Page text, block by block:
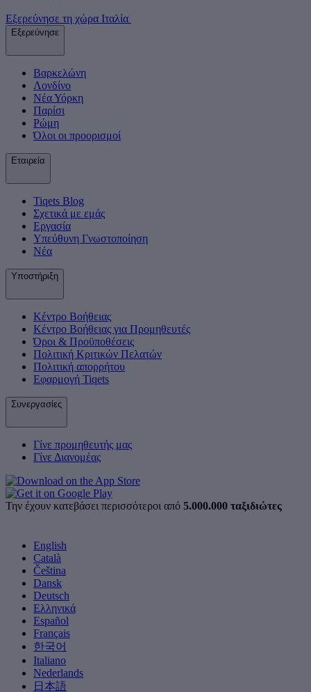
Εξερεύνησε τη χώρα Ιταλία
Εξερεύνησε
Βαρκελώνη
Λονδίνο
Νέα Υόρκη
Παρίσι
Ρώμη
Όλοι οι προορισμοί
Εταιρεία
Tiqets Βlog
Σχετικά με εμάς
Εργασία
Υπεύθυνη Γνωστοποίηση
Νέα
Υποστήριξη
Κέντρο Βοήθειας
Κέντρο Βοήθειας για Προμηθευτές
Όροι & Προϋποθέσεις
Πολιτική Κριτικών Πελατών
Πολιτική απορρήτου
Εφαρμογή Tiqets
Συνεργασίες
Γίνε προμηθευτής μας
Γίνε Διανομέας
Την έχουν κατεβάσει περισσότεροι από 5.000.000 ταξιδιώτες
English
Català
Čeština
Dansk
Deutsch
Ελληνικά
Español
Français
한국어
Italiano
Nederlands
日本語